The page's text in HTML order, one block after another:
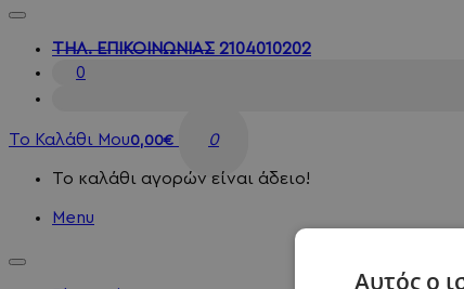
ΤΗΛ. ΕΠΙΚΟΙΝΩΝΙΑΣ 2104010202
0
Το Καλάθι Μου0,00€ 0
Το καλάθι αγορών είναι άδειο!
Menu
Αυτός ο